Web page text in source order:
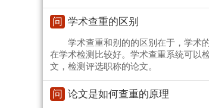
问 学术查重的区别
学术查重和别的的区别在于，学术
在学术检测比较好。学术查重系统可以
文，检测评选职称的论文。
问 论文是如何查重的原理